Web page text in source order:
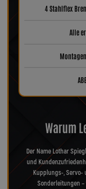
4 Stahlflex
Alle
Warum
Der Name Lothar
und
Kupplungs-,
Sonderleitungen